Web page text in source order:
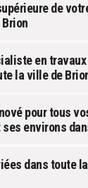
de
en travaux
la ville de
pour tous
environs
dans toute